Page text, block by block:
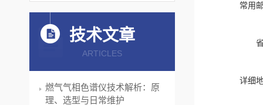
常用
详细
技术文章
ARTICLES
燃气气相色谱仪技术解析：原
理、选型与日常维护